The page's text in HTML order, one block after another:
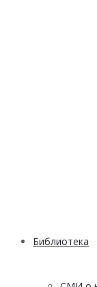
Библиотека